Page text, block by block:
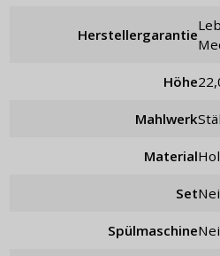
Herstellergarantie
Lebensdauer des
Höhe
Mahlwerk
Material
Set
Spülmaschine